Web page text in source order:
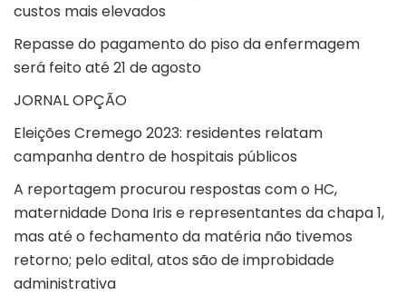
custos mais elevados
Repasse do pagamento do piso da enfermagem
será feito até 21 de agosto
JORNAL OPÇÃO
Eleições Cremego 2023: residentes relatam
campanha dentro de hospitais públicos
A reportagem procurou respostas com o HC,
maternidade Dona Iris e representantes da chapa 1,
mas até o fechamento da matéria não tivemos
retorno; pelo edital, atos são de improbidade
administrativa